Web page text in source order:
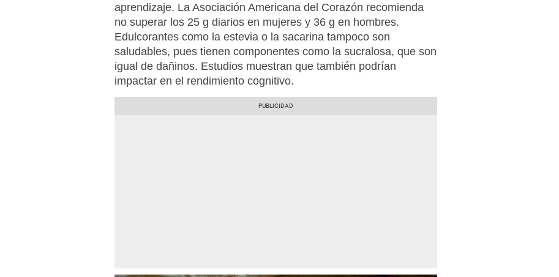
aprendizaje. La Asociación Americana del Corazón recomienda
no superar los 25 g diarios en mujeres y 36 g en hombres.
Edulcorantes como la estevia o la sacarina tampoco son
saludables, pues tienen componentes como la sucralosa, que son
igual de dañinos. Estudios muestran que también podrían
impactar en el rendimiento cognitivo.